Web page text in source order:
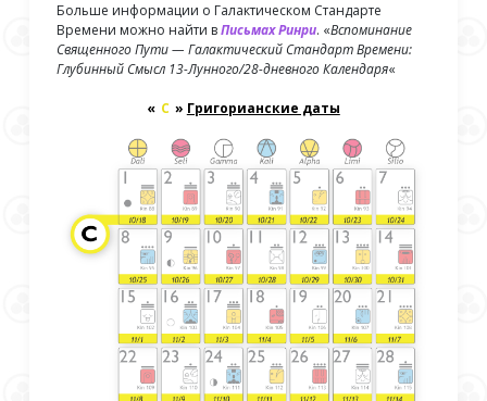
Больше информации о Галактическом Стандарте
Времени можно найти вПисьмах Ринри. «Вспоминание
Священного Пути — Галактический Стандарт Времени:
Глубинный Смысл 13-Лунного/28-дневного Календаря«
« С » Григорианские даты